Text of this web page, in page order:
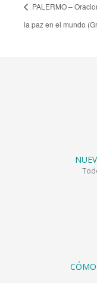
PALERMO –
la paz en el mundo